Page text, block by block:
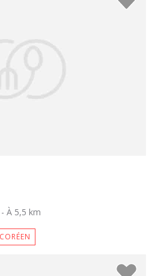
- À 5,5 km
CORÉEN